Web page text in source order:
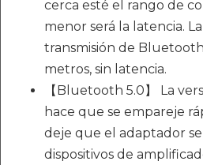
cerca esté el rango de
menor será la latencia.
transmisión de
metros, sin latencia.
【Bluetooth 5.0】 La
hace que se empareje
deje que el adaptador
dispositivos de